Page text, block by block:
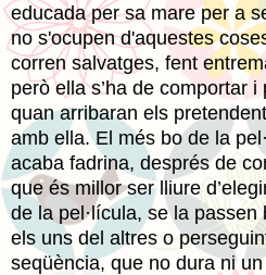
educada per sa mare per a
no s'ocupen d'aquestes
corren salvatges, fent
però ella s’ha de comportar
quan arribaran els
amb ella. El més bo de la
acaba fadrina, després de
que és millor ser lliure
de la pel·lícula, se la
els uns del altres o
seqüència, que no dura ni